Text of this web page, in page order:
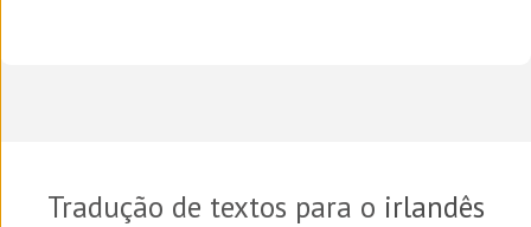
Tradução de textos para o irlandês